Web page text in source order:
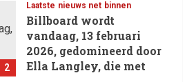
2
Laatste nieuws net binnen
Billboard wordt
vandaag, 13 februari
2026, gedomineerd door
Ella Langley, die met